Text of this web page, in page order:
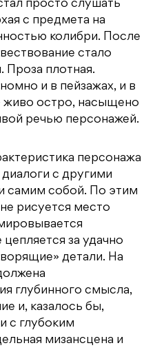
просто слушать
с предмета на
колибри. После
стало
Проза плотная.
и в пейзажах, и в
живо остро, насыщено
речью персонажей.
персонажа
с другими
самим собой. По этим
рисуется место
за удачно
детали. На
глубинного смысла,
и, казалось бы,
с глубоким
мизансцена и